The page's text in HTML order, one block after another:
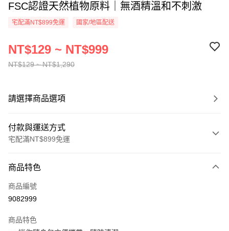
FSC認證天然植物原料｜無酒精溫和不刺激
宅配滿NT$899免運 國家/地區配送
NT$129 ~ NT$1,290
NT$129 ~ NT$999
請選擇商品選項
付款與運送方式
宅配滿NT$899免運
信用卡一次付款
LINE Pay
商品特色
商品編號
9082999
商品特色